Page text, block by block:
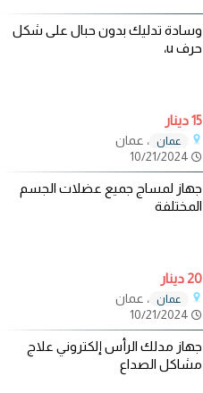
وسادة تدليك بدون حبال على شكل
حرف u،
15 دينار
عمان ، عمان
جهاز لمساج جميع عضلات الجسم
المختلفة
20 دينار
عمان ، عمان
جهاز مدلك الرأس إلكتروني علاج
مشاكل الصداع